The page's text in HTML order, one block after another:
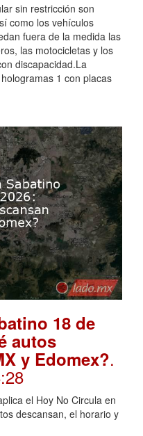
sin restricción son
como los vehículos
fuera de la medida las
las motocicletas y los
discapacidad.La
1 con placas
18 de
autos
y Edomex?.
el Hoy No Circula en
descansan, el horario y